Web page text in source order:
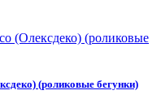
(роликовые бегунки)